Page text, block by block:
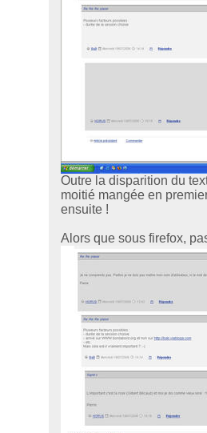
Outre la disparition du
moitié mangée en
ensuite !
Alors que sous firefox,